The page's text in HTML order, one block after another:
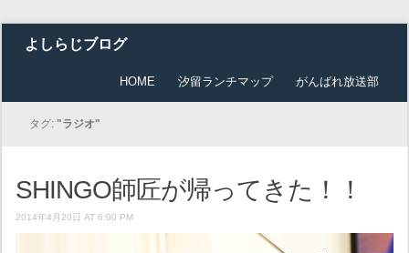
よしらじブログ
HOME 汐留ランチマップ がんばれ放送部
タグ: "ラジオ"
SHINGO師匠が帰ってきた！！
2014年4月20日 AT 6:00 PM